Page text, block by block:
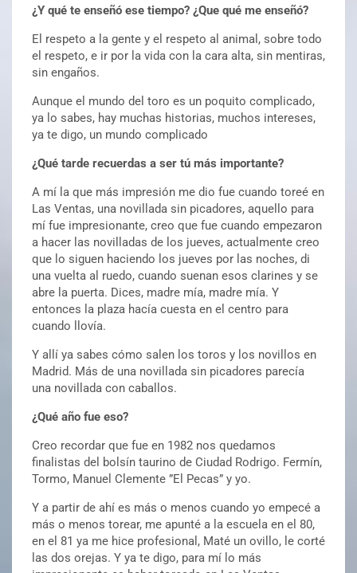
¿Y qué te enseñó ese tiempo? ¿Que qué me enseñó?
El respeto a la gente y el respeto al animal, sobre todo
el respeto, e ir por la vida con la cara alta, sin mentiras,
sin engaños.
Aunque el mundo del toro es un poquito complicado,
ya lo sabes, hay muchas historias, muchos intereses,
ya te digo, un mundo complicado
¿Qué tarde recuerdas a ser tú más importante?
A mí la que más impresión me dio fue cuando toreé en
Las Ventas, una novillada sin picadores, aquello para
mí fue impresionante, creo que fue cuando empezaron
a hacer las novilladas de los jueves, actualmente creo
que lo siguen haciendo los jueves por las noches, di
una vuelta al ruedo, cuando suenan esos clarines y se
abre la puerta. Dices, madre mía, madre mía. Y
entonces la plaza hacía cuesta en el centro para
cuando llovía.
Y allí ya sabes cómo salen los toros y los novillos en
Madrid. Más de una novillada sin picadores parecía
una novillada con caballos.
¿Qué año fue eso?
Creo recordar que fue en 1982 nos quedamos
finalistas del bolsín taurino de Ciudad Rodrigo. Fermín,
Tormo, Manuel Clemente ”El Pecas” y yo.
Y a partir de ahí es más o menos cuando yo empecé a
más o menos torear, me apunté a la escuela en el 80,
en el 81 ya me hice profesional, Maté un ovillo, le corté
las dos orejas. Y ya te digo, para mí lo más